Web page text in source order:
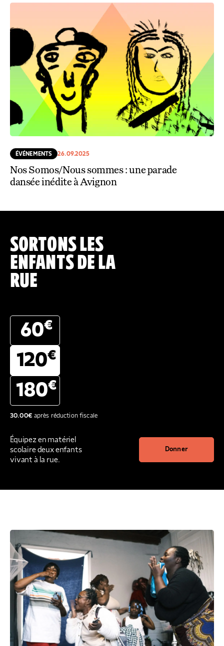
ÉVÉNEMENTS 26.09.2025
Nos Somos/Nous sommes : une parade
dansée inédite à Avignon
SORTONS LES
ENFANTS DE LA
RUE
60€
120€
180€
30.00€après réduction fiscale
Équipez en matériel
scolaire deux enfants
vivant à la rue.
Donner